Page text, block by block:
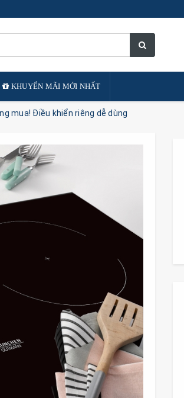
KHUYẾN MÃI MỚI NHẤT
mua! Điều khiển riêng dễ dùng